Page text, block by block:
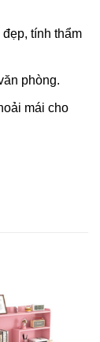
tính thẩm
phòng.
mái cho